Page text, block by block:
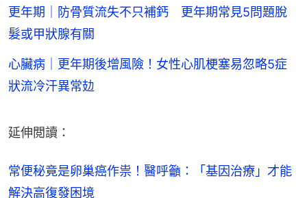
更年期｜防骨質流失不只補鈣 更年期常見5問題脫
髮或甲狀腺有關
心臟病｜更年期後增風險！女性心肌梗塞易忽略5症
狀流冷汗異常攰
延伸閲讀：
常便秘竟是卵巢癌作祟！醫呼籲：「基因治療」才能
解決高復發困境